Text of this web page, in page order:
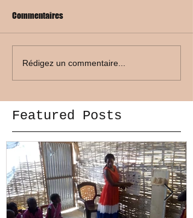
Commentaires
Rédigez un commentaire...
Featured Posts